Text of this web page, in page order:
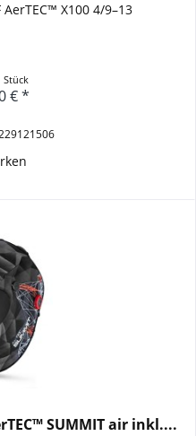
X100 4/9–13
Stück
€ *
SUMMIT air inkl....